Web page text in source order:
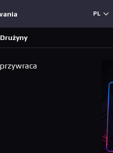
PL
Drużyny